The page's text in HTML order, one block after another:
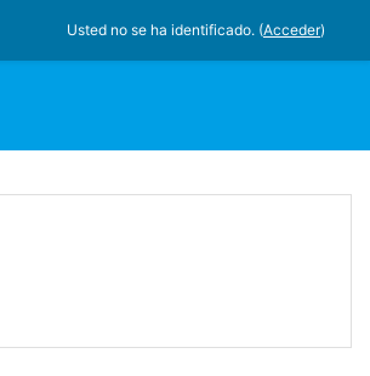
Usted no se ha identificado. (Acceder)